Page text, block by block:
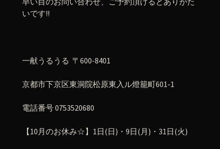
いです!!
一献うるうる 〒600-8401
京都市下京区東洞院松原東入ル燈籠町601-1
電話番号 0753520680
【10月のお休み☆】1日(日)・9日(月)・31日(火)